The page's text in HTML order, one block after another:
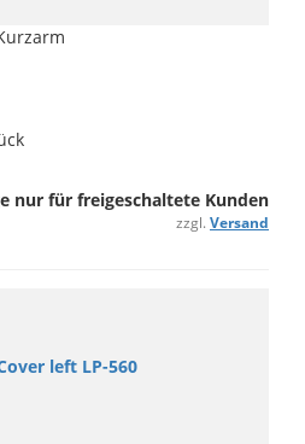
nur für freigeschaltete Kunden
zzgl. Versand